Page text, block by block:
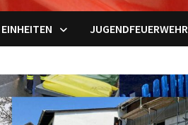
EINHEITEN JUGENDFEUERWEHR